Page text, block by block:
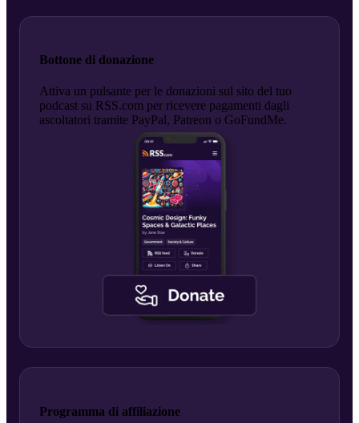
Bottone di donazione
Attiva un pulsante per le donazioni sul sito del tuo
podcast su RSS.com per ricevere pagamenti dagli
ascoltatori tramite PayPal, Patreon o GoFundMe.
Programma di affiliazione